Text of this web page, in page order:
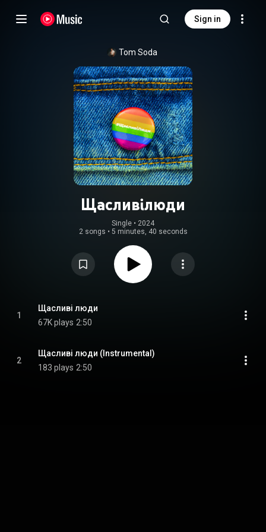
Sign in
Tom Soda
Щасливі люди
Single • 2024
2 songs • 5 minutes, 40 seconds
1
Щасливі люди
67K plays 2:50
2
Щасливі люди (Instrumental)
183 plays 2:50